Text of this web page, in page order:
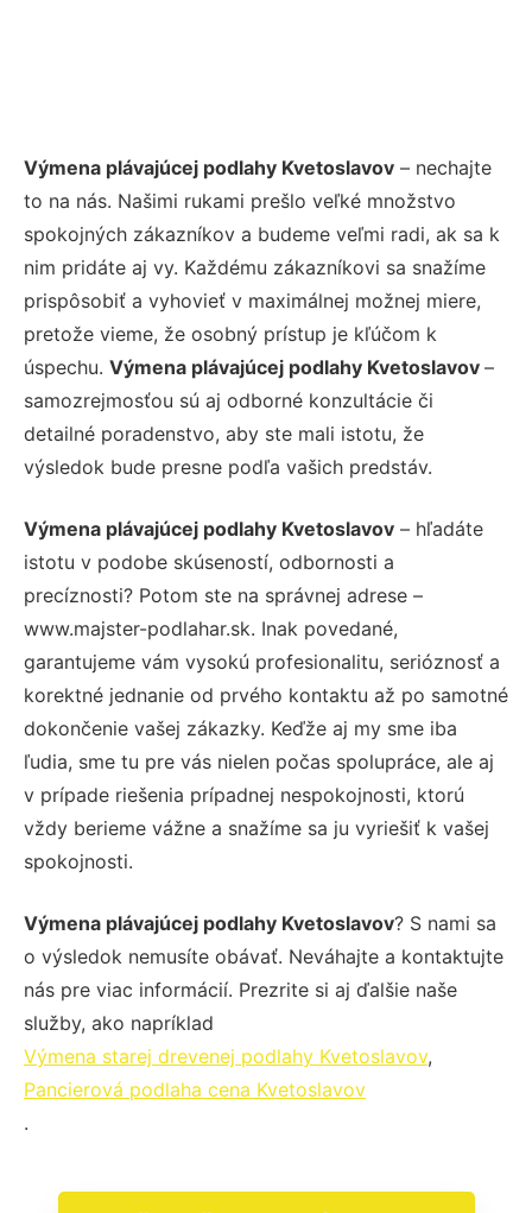
Výmena plávajúcej podlahy Kvetoslavov – nechajte
to na nás. Našimi rukami prešlo veľké množstvo
spokojných zákazníkov a budeme veľmi radi, ak sa k
nim pridáte aj vy. Každému zákazníkovi sa snažíme
prispôsobiť a vyhovieť v maximálnej možnej miere,
pretože vieme, že osobný prístup je kľúčom k
úspechu. Výmena plávajúcej podlahy Kvetoslavov –
samozrejmosťou sú aj odborné konzultácie či
detailné poradenstvo, aby ste mali istotu, že
výsledok bude presne podľa vašich predstáv.
Výmena plávajúcej podlahy Kvetoslavov – hľadáte
istotu v podobe skúseností, odbornosti a
precíznosti? Potom ste na správnej adrese –
www.majster-podlahar.sk. Inak povedané,
garantujeme vám vysokú profesionalitu, serióznosť a
korektné jednanie od prvého kontaktu až po samotné
dokončenie vašej zákazky. Keďže aj my sme iba
ľudia, sme tu pre vás nielen počas spolupráce, ale aj
v prípade riešenia prípadnej nespokojnosti, ktorú
vždy berieme vážne a snažíme sa ju vyriešiť k vašej
spokojnosti.
Výmena plávajúcej podlahy Kvetoslavov? S nami sa
o výsledok nemusíte obávať. Neváhajte a kontaktujte
nás pre viac informácií. Prezrite si aj ďalšie naše
služby, ako napríklad
Výmena starej drevenej podlahy Kvetoslavov,
Pancierová podlaha cena Kvetoslavov
.